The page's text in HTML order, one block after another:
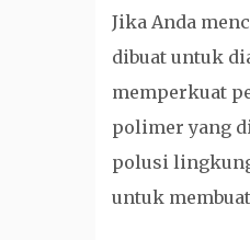
Jika Anda
dibuat untuk
memperkuat
polimer yang
polusi
untuk